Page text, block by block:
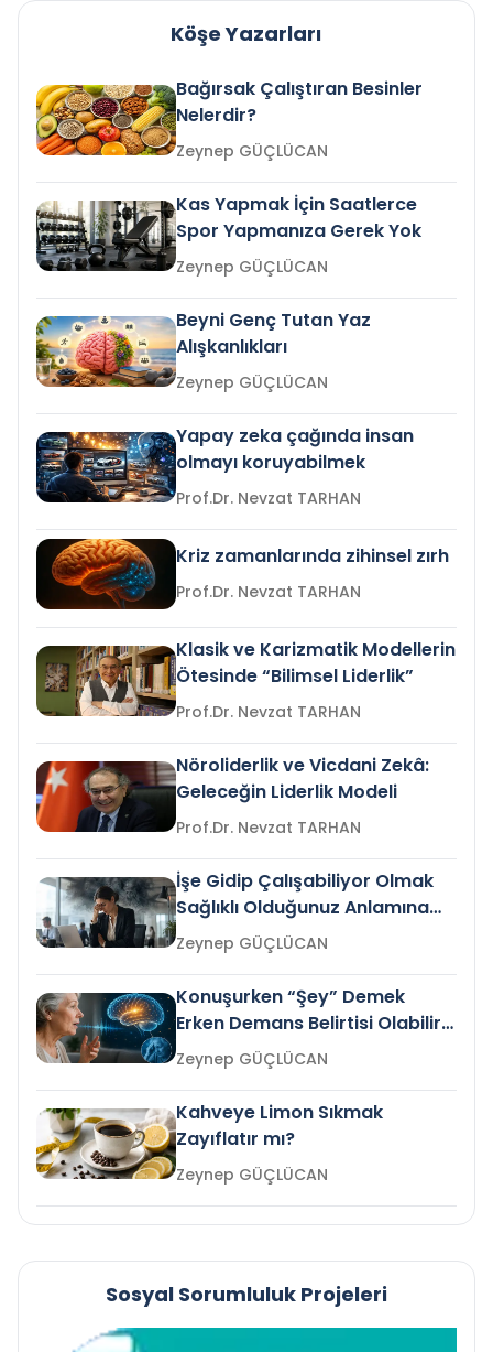
Köşe Yazarları
Bağırsak Çalıştıran Besinler
Nelerdir?
Zeynep GÜÇLÜCAN
Kas Yapmak İçin Saatlerce
Spor Yapmanıza Gerek Yok
Zeynep GÜÇLÜCAN
Beyni Genç Tutan Yaz
Alışkanlıkları
Zeynep GÜÇLÜCAN
Yapay zeka çağında insan
olmayı koruyabilmek
Prof.Dr. Nevzat TARHAN
Kriz zamanlarında zihinsel zırh
Prof.Dr. Nevzat TARHAN
Klasik ve Karizmatik Modellerin
Ötesinde “Bilimsel Liderlik”
Prof.Dr. Nevzat TARHAN
Nöroliderlik ve Vicdani Zekâ:
Geleceğin Liderlik Modeli
Prof.Dr. Nevzat TARHAN
İşe Gidip Çalışabiliyor Olmak
Sağlıklı Olduğunuz Anlamına
Gelir mi?Zeynep GÜÇLÜCAN
Konuşurken “Şey” Demek
Erken Demans Belirtisi Olabilir
mi?
Zeynep GÜÇLÜCAN
Kahveye Limon Sıkmak
Zayıflatır mı?
Zeynep GÜÇLÜCAN
Sosyal Sorumluluk Projeleri